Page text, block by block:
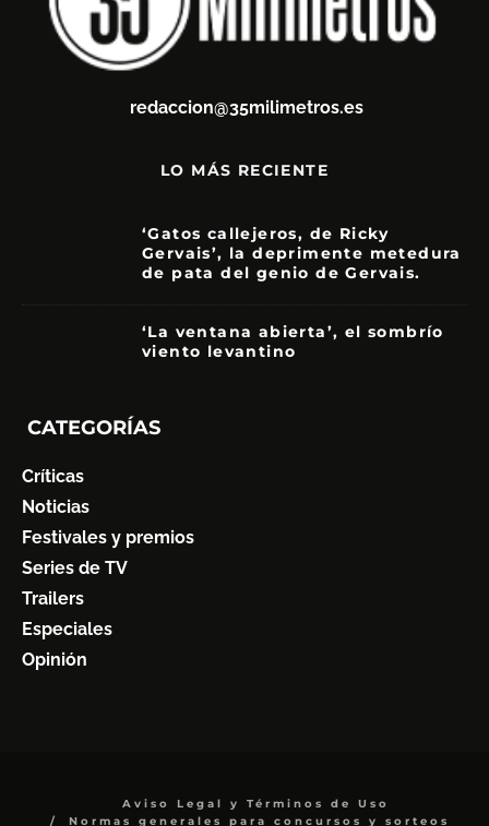
redaccion@35milimetros.es
LO MÁS RECIENTE
‘Gatos callejeros, de Ricky
Gervais’, la deprimente metedura
de pata del genio de Gervais.
‘La ventana abierta’, el sombrío
viento levantino
CATEGORÍAS
Críticas
Noticias
Festivales y premios
Series de TV
Trailers
Especiales
Opinión
Aviso Legal y Términos de Uso
Normas generales para concursos y sorteos